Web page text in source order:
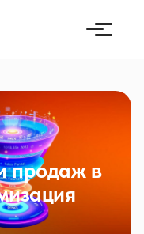
продаж в